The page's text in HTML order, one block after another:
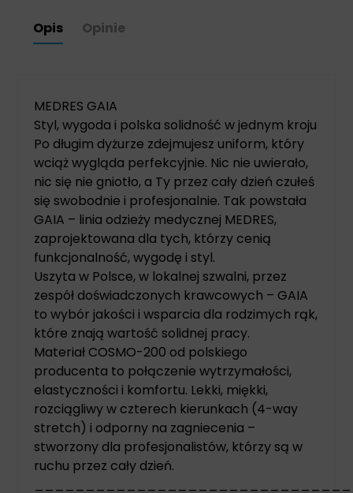
Opis Opinie
MEDRES GAIA
Styl, wygoda i polska solidność w jednym kroju
Po długim dyżurze zdejmujesz uniform, który
wciąż wygląda perfekcyjnie. Nic nie uwierało,
nic się nie gniotło, a Ty przez cały dzień czułeś
się swobodnie i profesjonalnie. Tak powstała
GAIA – linia odzieży medycznej MEDRES,
zaprojektowana dla tych, którzy cenią
funkcjonalność, wygodę i styl.
Uszyta w Polsce, w lokalnej szwalni, przez
zespół doświadczonych krawcowych – GAIA
to wybór jakości i wsparcia dla rodzimych rąk,
które znają wartość solidnej pracy.
Materiał COSMO-200 od polskiego
producenta to połączenie wytrzymałości,
elastyczności i komfortu. Lekki, miękki,
rozciągliwy w czterech kierunkach (4-way
stretch) i odporny na zagniecenia –
stworzony dla profesjonalistów, którzy są w
ruchu przez cały dzień.